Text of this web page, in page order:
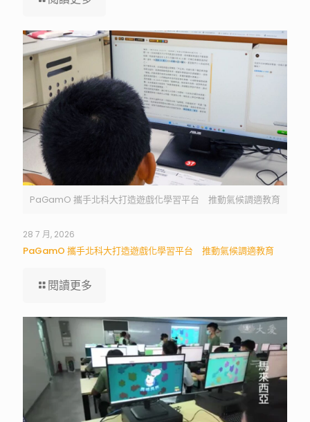
PaGamO 攜手北科大打造遊戲化學習平台 推動氣候調適教育
28 7 月, 2026
PaGamO 攜手北科大打造遊戲化學習平台 推動氣候調適教育
閱讀更多